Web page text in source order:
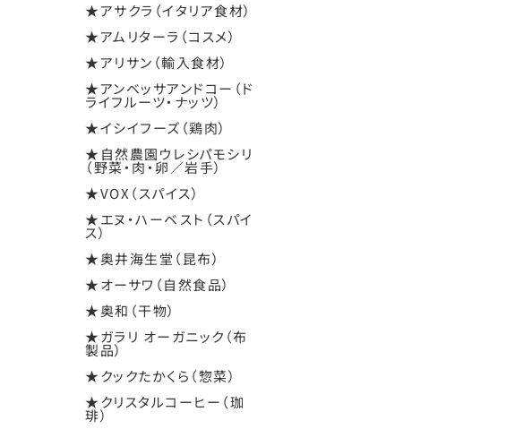
★アサクラ（イタリア食材）
★アムリターラ（コスメ）
★アリサン（輸入食材）
★アンベッサアンドコー（ド
ライフルーツ・ナッツ）
★イシイフーズ（鶏肉）
★自然農園ウレシパモシリ
（野菜・肉・卵／岩手）
★VOX（スパイス）
★エヌ・ハーベスト（スパイ
ス）
★奥井海生堂（昆布）
★オーサワ（自然食品）
★奥和（干物）
★ガラリ オーガニック（布
製品）
★クックたかくら（惣菜）
★クリスタルコーヒー（珈
琲）